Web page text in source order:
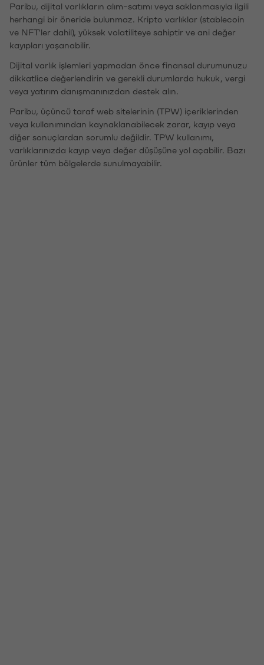
Paribu, dijital varlıkların alım-satımı veya saklanmasıyla ilgili
herhangi bir öneride bulunmaz. Kripto varlıklar (stablecoin
ve NFT'ler dahil), yüksek volatiliteye sahiptir ve ani değer
kayıpları yaşanabilir.
Dijital varlık işlemleri yapmadan önce finansal durumunuzu
dikkatlice değerlendirin ve gerekli durumlarda hukuk, vergi
veya yatırım danışmanınızdan destek alın.
Paribu, üçüncü taraf web sitelerinin (TPW) içeriklerinden
veya kullanımından kaynaklanabilecek zarar, kayıp veya
diğer sonuçlardan sorumlu değildir. TPW kullanımı,
varlıklarınızda kayıp veya değer düşüşüne yol açabilir. Bazı
ürünler tüm bölgelerde sunulmayabilir.